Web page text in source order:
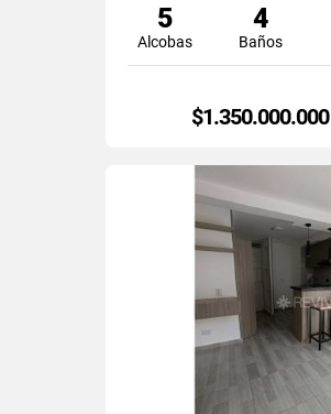
5
Alcobas
4
Baños
$1.350.000.000